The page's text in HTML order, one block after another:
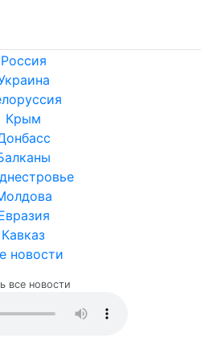
Россия
Крым
Кавказ
новости
все новости